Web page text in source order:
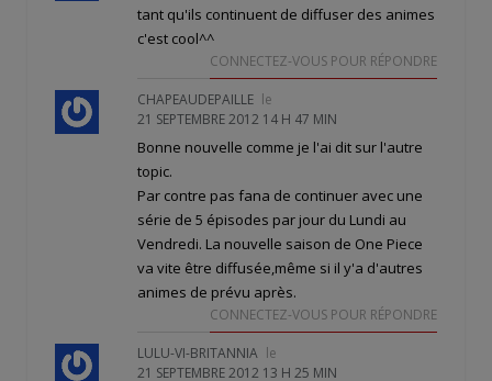
tant qu'ils continuent de diffuser des animes
c'est cool^^
CONNECTEZ-VOUS POUR RÉPONDRE
CHAPEAUDEPAILLE le
21 SEPTEMBRE 2012 14 H 47 MIN
Bonne nouvelle comme je l'ai dit sur l'autre
topic.
Par contre pas fana de continuer avec une
série de 5 épisodes par jour du Lundi au
Vendredi. La nouvelle saison de One Piece
va vite être diffusée,même si il y'a d'autres
animes de prévu après.
CONNECTEZ-VOUS POUR RÉPONDRE
LULU-VI-BRITANNIA le
21 SEPTEMBRE 2012 13 H 25 MIN